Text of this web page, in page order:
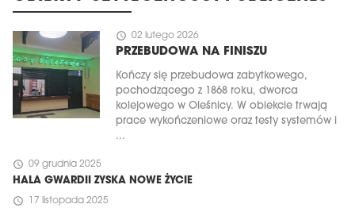
schedule 02 lutego 2026
PRZEBUDOWA NA FINISZU
Kończy się przebudowa zabytkowego,
pochodzącego z 1868 roku, dworca
kolejowego w Oleśnicy. W obiekcie trwają
prace wykończeniowe oraz testy systemów i
...
schedule 09 grudnia 2025
HALA GWARDII ZYSKA NOWE ŻYCIE
schedule 17 listopada 2025